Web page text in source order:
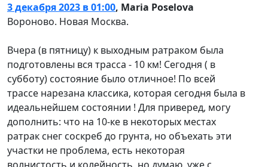
3 декабря 2023 в 01:00, Maria Poselova
Вороново. Новая Москва.
Вчера (в пятницу) к выходным ратраком была
подготовлены вся трасса - 10 км! Сегодня ( в
субботу) состояние было отличное! По всей
трассе нарезана классика, которая сегодня была в
идеальнейшем состоянии ! Для приверед, могу
дополнить: что на 10-ке в некоторых местах
ратрак снег соскреб до грунта, но объехать эти
участки не проблема, есть некоторая